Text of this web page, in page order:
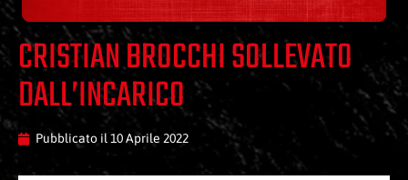
CRISTIAN BROCCHI SOLLEVATO
DALL’INCARICO
Pubblicato il 10 Aprile 2022